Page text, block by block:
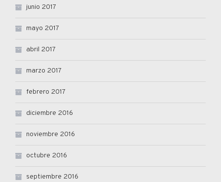
junio 2017
mayo 2017
abril 2017
marzo 2017
febrero 2017
diciembre 2016
noviembre 2016
octubre 2016
septiembre 2016